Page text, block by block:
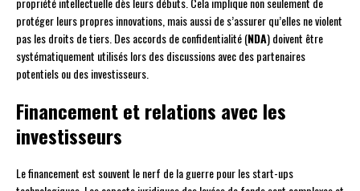
protéger leurs propres innovations, mais aussi de s’assurer qu’elles ne violent
pas les droits de tiers. Des accords de confidentialité (NDA) doivent être
systématiquement utilisés lors des discussions avec des partenaires
potentiels ou des investisseurs.
Financement et relations avec les
investisseurs
Le financement est souvent le nerf de la guerre pour les start-ups